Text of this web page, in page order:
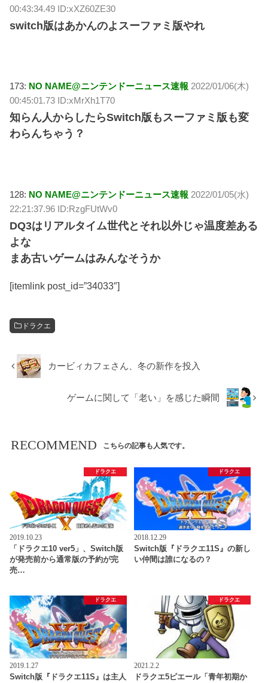
00:43:34.49 ID:xXZ60ZE30
switch版はあかんのよスーファミ版やれ
173: NO NAME@ニンテンドーニュース速報 2022/01/06(木)
00:45:01.73 ID:xMrXh1T70
知らん人からしたらSwitch版もスーファミ版も変
わらんちゃう？
128: NO NAME@ニンテンドーニュース速報 2022/01/05(水)
22:21:37.96 ID:RzgFUtWv0
DQ3はリアルタイム世代とそれ以外じゃ温度差ある
よな
まあ古いゲームはみんなそうか
[itemlink post_id=”34033″]
ドラクエ
カービィカフェさん、冬の新作を投入
ゲームに関して「老い」を感じた瞬間
RECOMMEND こちらの記事も人気です。
ドラクエ
2019.10.23
「ドラクエ10 ver5」、Switch版
が発売前から通常版の予約が完
売…
ドラクエ
2018.12.29
Switch版『ドラクエ11S』の新し
い仲間は誰になるの？
ドラクエ
2019.1.27
Switch版『ドラクエ11S』は主人
ドラクエ
2021.2.2
ドラクエ5ピエール「青年初期か